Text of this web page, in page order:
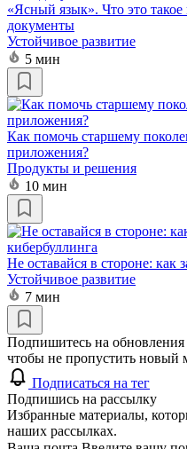
«Ясный язык». Что это
документы
Устойчивое развитие
5 мин
Как помочь старшему
приложения?
Продукты и решения
10 мин
Не оставайся в стороне: как
Устойчивое развитие
7 мин
Подпишитесь на обновления
чтобы не пропустить новый
Подписаться на тег
Подпишись на рассылку
Избранные материалы,
наших рассылках.